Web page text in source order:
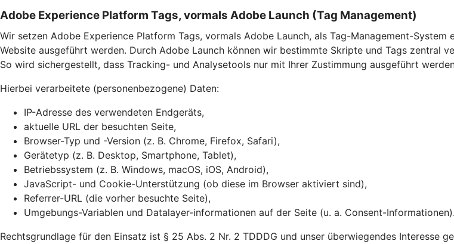
Adobe Experience Platform Tags, vormals Adobe Launch (Tag Management)
Wir setzen Adobe Experience Platform Tags, vormals Adobe Launch, als Tag-Management-
Website ausgeführt werden. Durch Adobe Launch können wir bestimmte Skripte und Tags zentral
So wird sichergestellt, dass Tracking- und Analysetools nur mit Ihrer Zustimmung ausgeführt
Hierbei verarbeitete (personenbezogene) Daten:
IP-Adresse des verwendeten Endgeräts,
aktuelle URL der besuchten Seite,
Browser-Typ und -Version (z. B. Chrome, Firefox, Safari),
Gerätetyp (z. B. Desktop, Smartphone, Tablet),
Betriebssystem (z. B. Windows, macOS, iOS, Android),
JavaScript- und Cookie-Unterstützung (ob diese im Browser aktiviert sind),
Referrer-URL (die vorher besuchte Seite),
Umgebungs-Variablen und Datalayer-informationen auf der Seite (u. a. Consent-Informationen).
Rechtsgrundlage für den Einsatz ist § 25 Abs. 2 Nr. 2 TDDDG und unser überwiegendes Interesse